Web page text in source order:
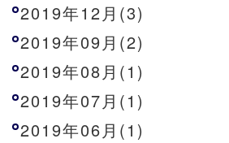
2019年12月(3)
2019年09月(2)
2019年08月(1)
2019年07月(1)
2019年06月(1)